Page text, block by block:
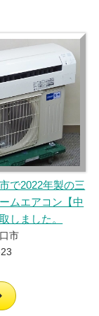
で2022年製の三
ムエアコン【中
しました。
市